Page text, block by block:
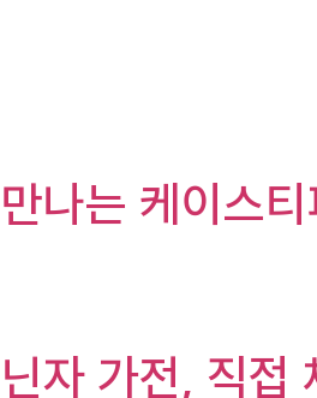
나는 케이스
자 가전, 직접